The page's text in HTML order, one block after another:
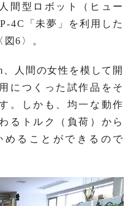
間型ロボット（ヒュー
4C「未夢」を利用した
6〉。
人間の女性を模して開
につくった試作品をそ
。しかも、均一な動作
るトルク（負荷）から
ることができるので